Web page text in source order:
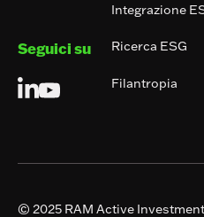
Seguici su
Integrazione
Ricerca ESG
Filantropia
© 2025 RAM Active